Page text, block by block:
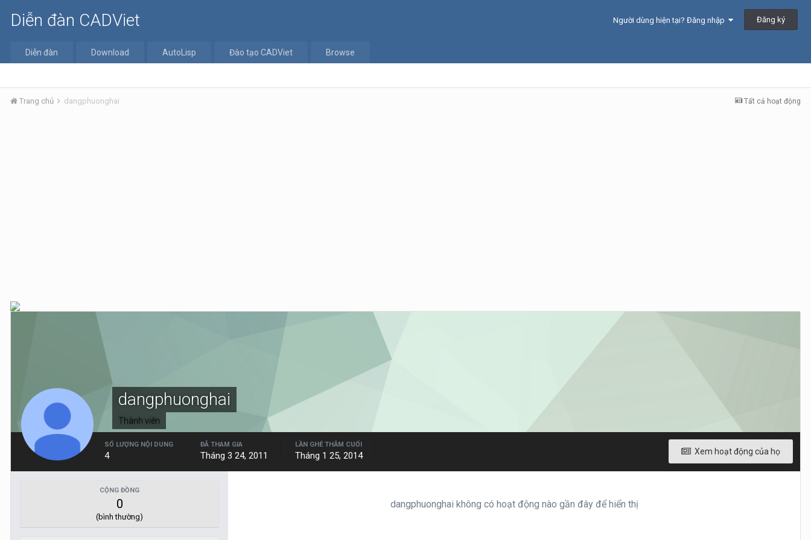
Diễn đàn CADViet Người dùng hiện tại? Đăng nhập Đăng ký
Diễn đàn Download AutoLisp Đào tạo CADViet Browse
Tất cả hoạt động
Trang chủ dangphuonghai
dangphuonghai
Thành viên
Xem hoạt động của họ
SỐ LƯỢNG NỘI DUNG
4
ĐÃ THAM GIA
Tháng 3 24, 2011
LẦN GHÉ THĂM CUỐI
Tháng 1 25, 2014
CỘNG ĐỒNG
0
(bình thường)
dangphuonghai không có hoạt động nào gần đây để hiển thị